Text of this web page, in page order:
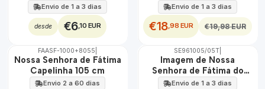
Envio de 1 a 3 dias
desde €6,10 EUR
Envio de 1 a 3 dias
€18,98 EUR €19,98 EUR
🇵🇹
100%
TOP
FAASF-1000+8055
Nossa Senhora de Fátima
Capelinha 105 cm
Envio 2 a 60 dias
DESCONTO
SE961005/05T
Imagem de Nossa
Senhora de Fátima do
Tempo
Envio de 1 a 3 dias